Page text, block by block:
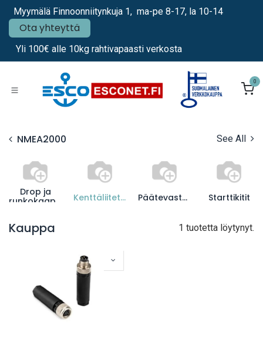
Siirry sisältöön
Myymälä Finnoonniitynkuja 1, ma-pe 8-17, la 10-14
Ota yhteyttä
Yli 100€ alle 10kg rahtivapaasti verkosta
0
NMEA2000 See All
Drop ja
Kenttäliitettävät Päätevastukset Starttikitit
Kauppa 1 tuotetta löytynyt.